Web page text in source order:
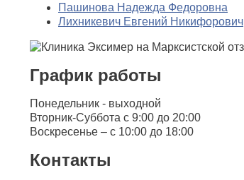
Пашинова Надежда Федоровна
Лихникевич Евгений Никифорович
График работы
Понедельник - выходной
Вторник-Суббота с 9:00 до 20:00
Воскресенье – с 10:00 до 18:00
Контакты